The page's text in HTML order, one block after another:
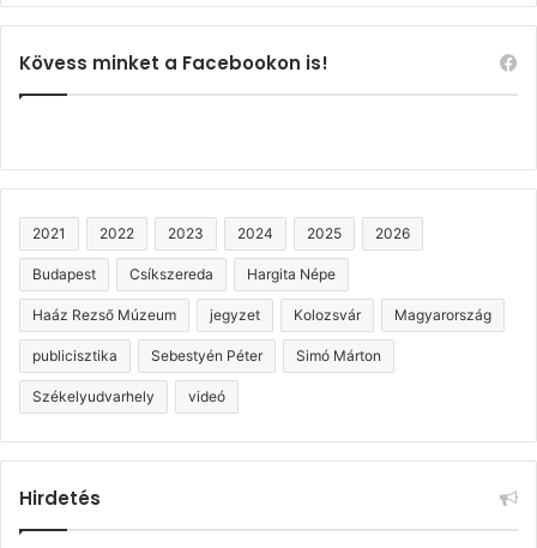
Kövess minket a Facebookon is!
2021 2022 2023 2024 2025 2026
Budapest Csíkszereda Hargita Népe
Haáz Rezső Múzeum jegyzet Kolozsvár Magyarország
publicisztika Sebestyén Péter Simó Márton
Székelyudvarhely videó
Hirdetés